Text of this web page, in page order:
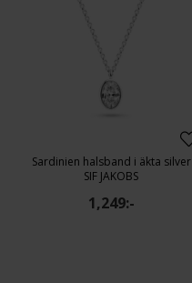
Sardinien halsband i äkta silver
SIF JAKOBS
1,249:-